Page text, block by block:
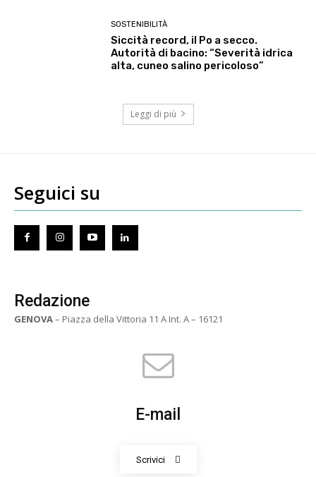
SOSTENIBILITÀ
Siccità record, il Po a secco.
Autorità di bacino: “Severità idrica
alta, cuneo salino pericoloso”
Leggi di più
Seguici su
Redazione
GENOVA– Piazza della Vittoria 11 A Int. A – 16121
E-mail
Scrivici